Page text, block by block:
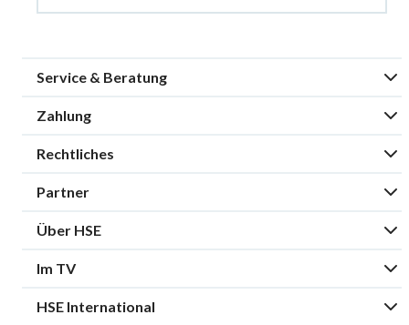
Service & Beratung
Zahlung
Rechtliches
Partner
Über HSE
Im TV
HSE International